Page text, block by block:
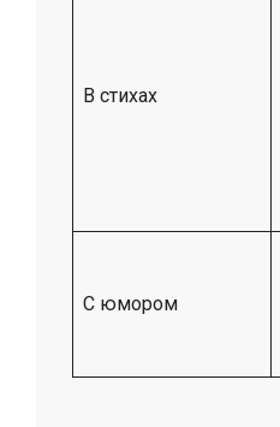
В стихах
С юмором